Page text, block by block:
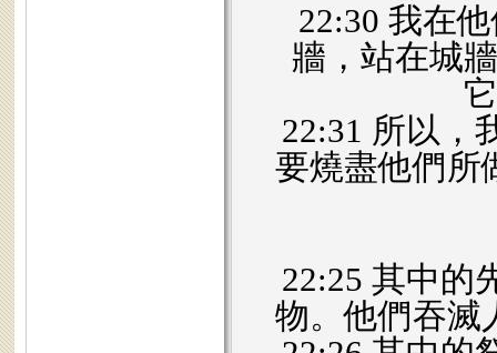
22:30 我在
牆，站在城
22:31 所以，
要燒盡他們所
22:25 其中的
物。他們吞滅